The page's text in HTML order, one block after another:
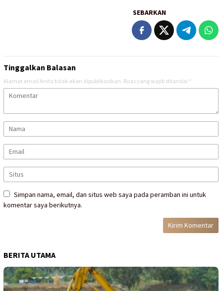
SEBARKAN
Tinggalkan Balasan
Alamat email Anda tidak akan dipublikasikan. Ruas yang wajib ditandai *
Simpan nama, email, dan situs web saya pada peramban ini untuk
komentar saya berikutnya.
BERITA UTAMA